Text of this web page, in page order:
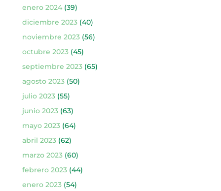
enero 2024(39)
diciembre 2023(40)
noviembre 2023(56)
octubre 2023(45)
septiembre 2023(65)
agosto 2023(50)
julio 2023(55)
junio 2023(63)
mayo 2023(64)
abril 2023(62)
marzo 2023(60)
febrero 2023(44)
enero 2023(54)